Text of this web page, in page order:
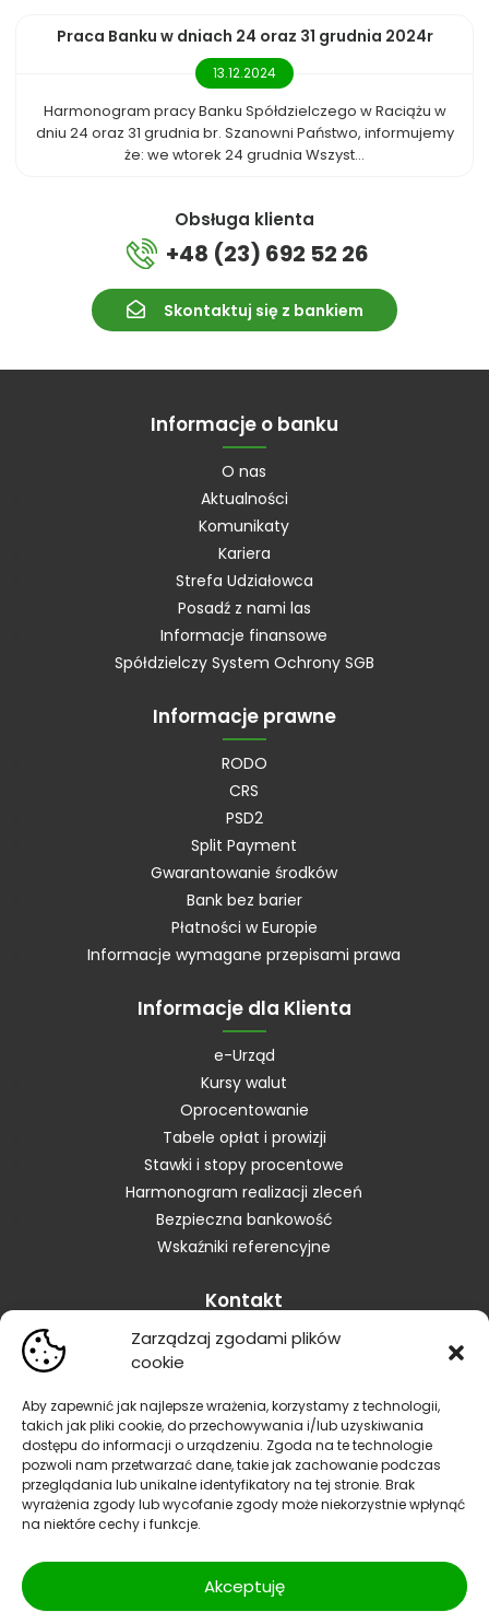
Zarządzaj zgodami plików
cookie
Aby zapewnić jak najlepsze wrażenia, korzystamy z technologii,
takich jak pliki cookie, do przechowywania i/lub uzyskiwania
dostępu do informacji o urządzeniu. Zgoda na te technologie
pozwoli nam przetwarzać dane, takie jak zachowanie podczas
przeglądania lub unikalne identyfikatory na tej stronie. Brak
wyrażenia zgody lub wycofanie zgody może niekorzystnie wpłynąć
na niektóre cechy i funkcje.
Akceptuję
Praca Banku w dniach 24 oraz 31 grudnia 2024r
13.12.2024
Harmonogram pracy Banku Spółdzielczego w Raciążu w
dniu 24 oraz 31 grudnia br. Szanowni Państwo, informujemy
że: we wtorek 24 grudnia Wszyst...
Obsługa klienta
+48 (23) 692 52 26
Skontaktuj się z bankiem
Informacje o banku
O nas
Aktualności
Komunikaty
Kariera
Strefa Udziałowca
Posadź z nami las
Informacje finansowe
Spółdzielczy System Ochrony SGB
Informacje prawne
RODO
CRS
PSD2
Split Payment
Gwarantowanie środków
Bank bez barier
Płatności w Europie
Informacje wymagane przepisami prawa
Informacje dla Klienta
e-Urząd
Kursy walut
Oprocentowanie
Tabele opłat i prowizji
Stawki i stopy procentowe
Harmonogram realizacji zleceń
Bezpieczna bankowość
Wskaźniki referencyjne
Kontakt
Skontaktuj się z Bankiem
Zastrzeganie karty
Zastrzeganie dokumentów
Blokowanie bankowości elektronicznej
Informacja dla sygnalistów
Reklamacje
| Polityka bezpieczeństwa
CODE/BIC:GBWCPLPP